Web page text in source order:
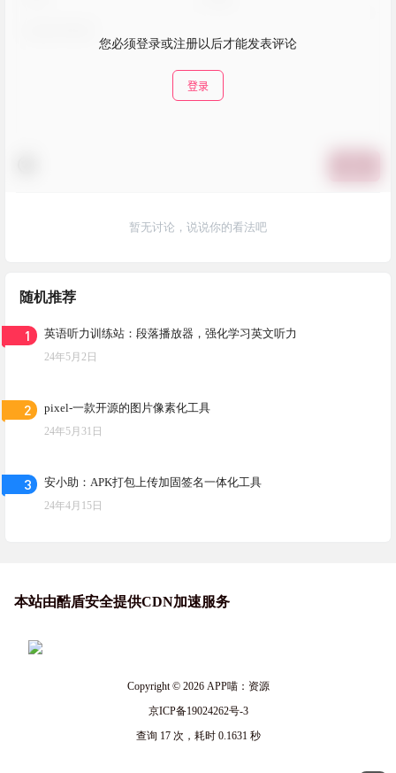
您必须登录或注册以后才能发表评论
登录
暂无讨论，说说你的看法吧
随机推荐
1 英语听力训练站：段落播放器，强化学习英文听力
24年5月2日
2 pixel-一款开源的图片像素化工具
24年5月31日
3 安小助：APK打包上传加固签名一体化工具
24年4月15日
本站由酷盾安全提供CDN加速服务
Copyright © 2026APP喵：资源
京ICP备19024262号-3
查询 17 次，耗时 0.1631 秒